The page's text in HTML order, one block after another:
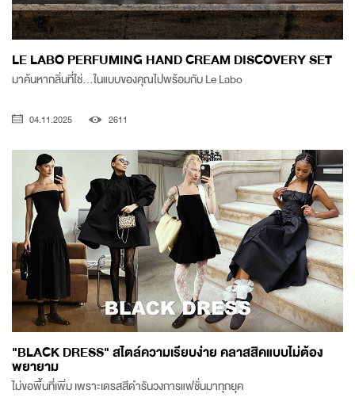
LE LABO PERFUMING HAND CREAM DISCOVERY SET
มาค้นหากลิ่นที่ใช่...ในแบบของคุณไปพร้อมกับ Le Labo
04.11.2025 2611
"BLACK DRESS" สไตล์ความเรียบง่าย คลาสสิคแบบไม่ต้อง
พยายาม
ไม่ขอพื้นที่เพิ่ม เพราะเดรสสีดำรันวงการแฟชั่นมาทุกยุค